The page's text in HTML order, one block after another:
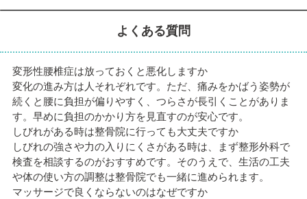
よくある質問
変形性腰椎症は放っておくと悪化しますか
変化の進み方は人それぞれです。ただ、痛みをかばう姿勢が
続くと腰に負担が偏りやすく、つらさが長引くことがありま
す。早めに負担のかかり方を見直すのが安心です。
しびれがある時は整骨院に行っても大丈夫ですか
しびれの強さや力の入りにくさがある時は、まず整形外科で
検査を相談するのがおすすめです。そのうえで、生活の工夫
や体の使い方の調整は整骨院でも一緒に進められます。
マッサージで良くならないのはなぜですか